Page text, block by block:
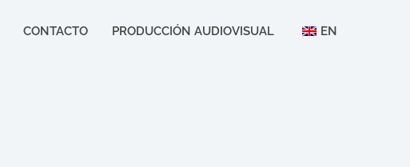
CONTACTO PRODUCCIÓN AUDIOVISUAL EN